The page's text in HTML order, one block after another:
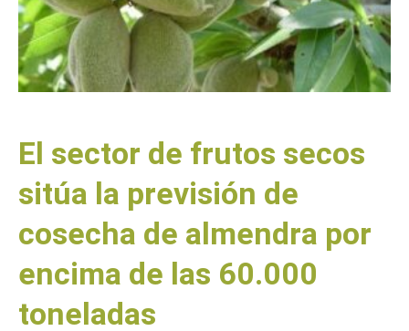
El sector de frutos secos
sitúa la previsión de
cosecha de almendra por
encima de las 60.000
toneladas